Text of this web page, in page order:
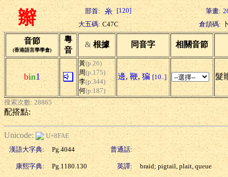
辮 部首: [120] 筆畫:
大五碼: C47C 倉頡碼:
音節
(香港語言學學會)
粵
音
& 根據 同音字 相關音節
bin1
黃(p.26)
周(p.175)
李(p.344)
何(p.187)
邊, 鞭, 猵 [10..] 髮
搜索次數: 28865
配搭點:
Unicode:
U+8FAE
漢語大字典:
Pg.4044 普通話:
康熙字典: Pg.1180.130 英譯: braid; pigtail, plait, queue